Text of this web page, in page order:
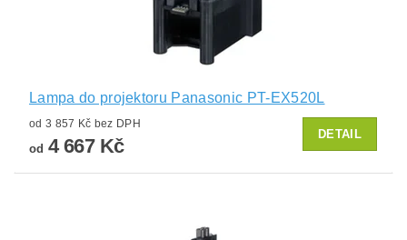
Lampa do projektoru Panasonic PT-EX520L
od 3 857 Kč bez DPH
od 4 667 Kč
DETAIL